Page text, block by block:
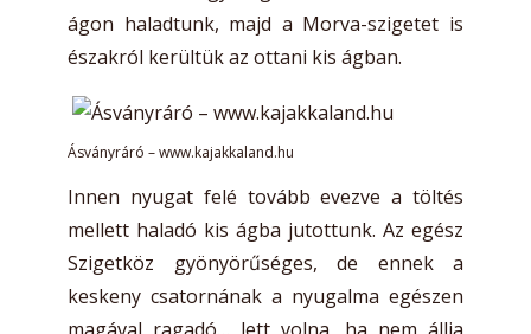
ágon haladtunk, majd a Morva-szigetet is
északról kerültük az ottani kis ágban.
Ásványráró – www.kajakkaland.hu
Innen nyugat felé tovább evezve a töltés
mellett haladó kis ágba jutottunk. Az egész
Szigetköz gyönyörűséges, de ennek a
keskeny csatornának a nyugalma egészen